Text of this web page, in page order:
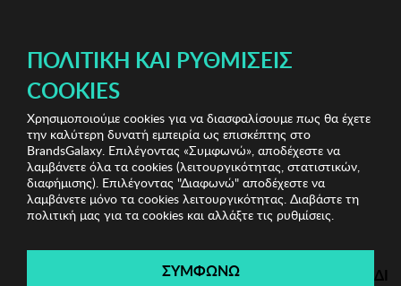
Biston Ανδρικά Παντελόνια
Ανδρικό Παντελόνι
BISTON
Biston
Λήγει σε: 00ημέρες | 00ώρες 00λεπτά 00δευτ.
ΠΟΛΙΤΙΚΉ ΚΑΙ ΡΥΘΜΊΣΕΙΣ
COOKIES
Χρησιμοποιούμε cookies για να διασφαλίσουμε πως θα έχετε
την καλύτερη δυνατή εμπειρία ως επισκέπτης στο
BrandsGalaxy. Επιλέγοντας «Συμφωνώ», αποδέχεστε να
λαμβάνετε όλα τα cookies (λειτουργικότητας, στατιστικών,
διαφήμισης). Επιλέγοντας "Διαφωνώ" αποδέχεστε να
λαμβάνετε μόνο τα cookies λειτουργικότητας. Διαβάστε τη
πολιτική μας για τα cookies και αλλάξτε τις ρυθμίσεις.
ΣΥΜΦΩΝΩ